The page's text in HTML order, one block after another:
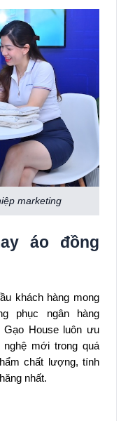
marketing
áo đồng
khách hàng mong
phục ngân hàng
Gạo House luôn ưu
mới trong quá
chất lượng, tính
nhất.